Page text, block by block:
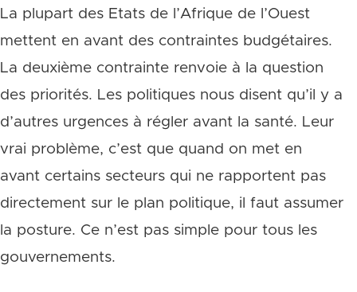
La plupart des Etats de l’Afrique de l’Ouest
mettent en avant des contraintes budgétaires.
La deuxième contrainte renvoie à la question
des priorités. Les politiques nous disent qu’il y a
d’autres urgences à régler avant la santé. Leur
vrai problème, c’est que quand on met en
avant certains secteurs qui ne rapportent pas
directement sur le plan politique, il faut assumer
la posture. Ce n’est pas simple pour tous les
gouvernements.